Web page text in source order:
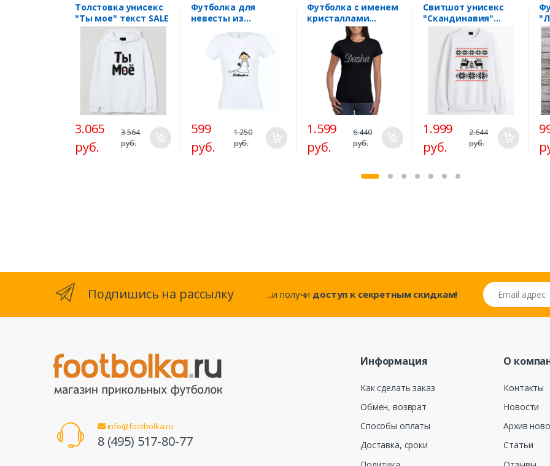
Толстовка унисекс
"Ты мое" текст SALE
3.065
руб.
3.564
руб.
Футболка для
невесты из
невеста" SALE
599
руб.
1.250
руб.
Футболка c именем
кристаллами
Сваровски "Dasha"
swarovski SALE
1.599
руб.
6.440
руб.
Свитшот унисекс
"Скандинавия"
белый SALE
1.999
руб.
2.644
руб.
Подпишись на рассылку ...и получи доступ к секретным скидкам!
Email адрес
info@footbolka.ru
8 (495) 517-80-77
Информация
Как сделать заказ
Обмен, возврат
Способы оплаты
Доставка, сроки
О
Контакты
Новости
Архив
Статьи